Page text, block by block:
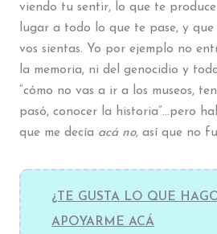
viendo tu sentir, lo que te
lugar a todo lo que te pase, y que
vos sientas. Yo por ejemplo no
la memoria, ni del genocidio y
“cómo no vas a ir a los museos,
pasó, conocer la historia”…pero
que me decía acá no,así que no
¿TE GUSTA LO QUE
APOYARME ACÁ